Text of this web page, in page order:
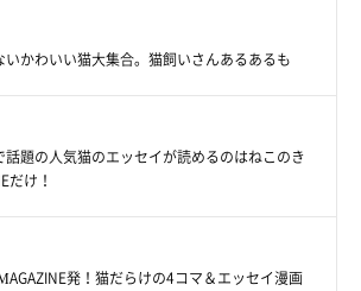
かわいい猫大集合。猫飼いさんあるあるも
話題の人気猫のエッセイが読めるのはねこのき
だけ！
発！猫だらけの4コマ＆エッセイ漫画